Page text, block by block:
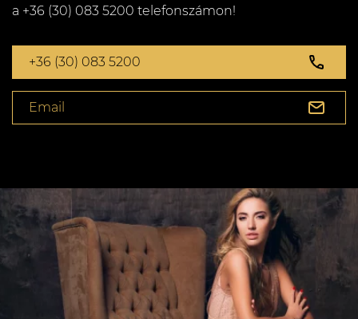
a +36 (30) 083 5200 telefonszámon!
+36 (30) 083 5200
Email